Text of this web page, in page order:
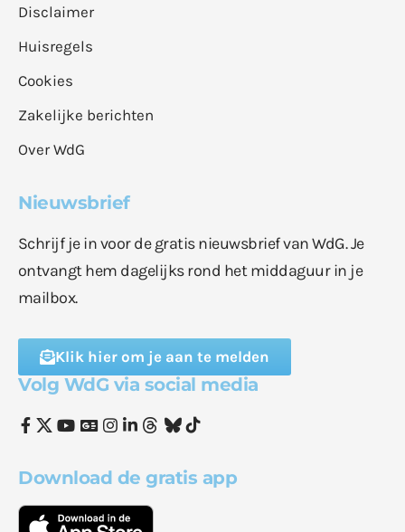
Disclaimer
Huisregels
Cookies
Zakelijke berichten
Over WdG
Nieuwsbrief
Schrijf je in voor de gratis nieuwsbrief van WdG. Je
ontvangt hem dagelijks rond het middaguur in je
mailbox.
Klik hier om je aan te melden
Volg WdG via social media
Download de gratis app